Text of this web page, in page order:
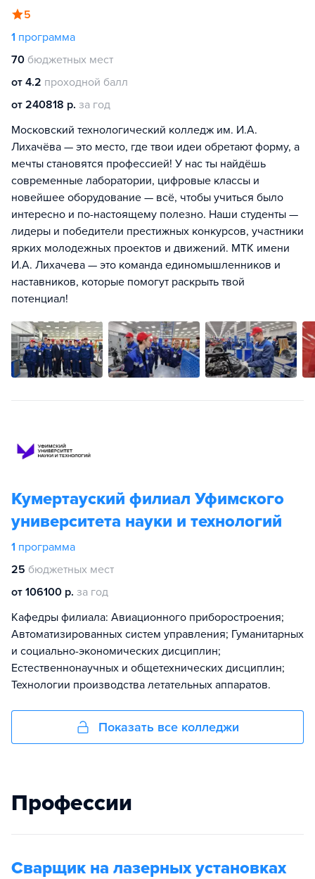
5
1 программа
70 бюджетных мест
от 4.2 проходной балл
от 240818 р. за год
Московский технологический колледж им. И.А.
Лихачёва — это место, где твои идеи обретают форму, а
мечты становятся профессией! У нас ты найдёшь
современные лаборатории, цифровые классы и
новейшее оборудование — всё, чтобы учиться было
интересно и по-настоящему полезно. Наши студенты —
лидеры и победители престижных конкурсов, участники
ярких молодежных проектов и движений. МТК имени
И.А. Лихачева — это команда единомышленников и
наставников, которые помогут раскрыть твой
потенциал!
Кумертауский филиал Уфимского
университета науки и технологий
1 программа
25 бюджетных мест
от 106100 р. за год
Кафедры филиала: Авиационного приборостроения;
Автоматизированных систем управления; Гуманитарных
и социально-экономических дисциплин;
Естественнонаучных и общетехнических дисциплин;
Технологии производства летательных аппаратов.
Показать все колледжи
Профессии
Сварщик на лазерных установках